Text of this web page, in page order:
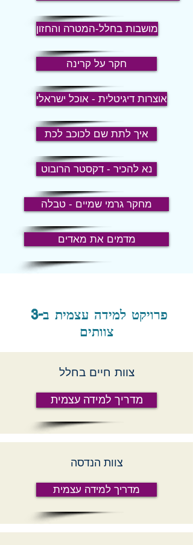
מושבות בחלל-המטרה והחזון
חקר על קרינה
אוצרות דיגיטלית - אוכל ישראלי
איך לתת שם לכוכב לכת
נא להכיר - דקסטר הרובוט
מחקר גרמי שמיים - טבלה
מדמים את מאדים
צוותים
צוות חיים בחלל
מדריך למידה עצמית
צוות הנדסה
מדריך למידה עצמית